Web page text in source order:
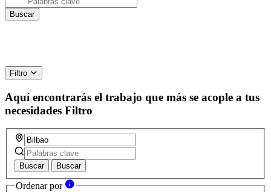
Filtro
Aquí encontrarás el trabajo que más se acople a tus
necesidades Filtro
Buscar Buscar
Ordenar por